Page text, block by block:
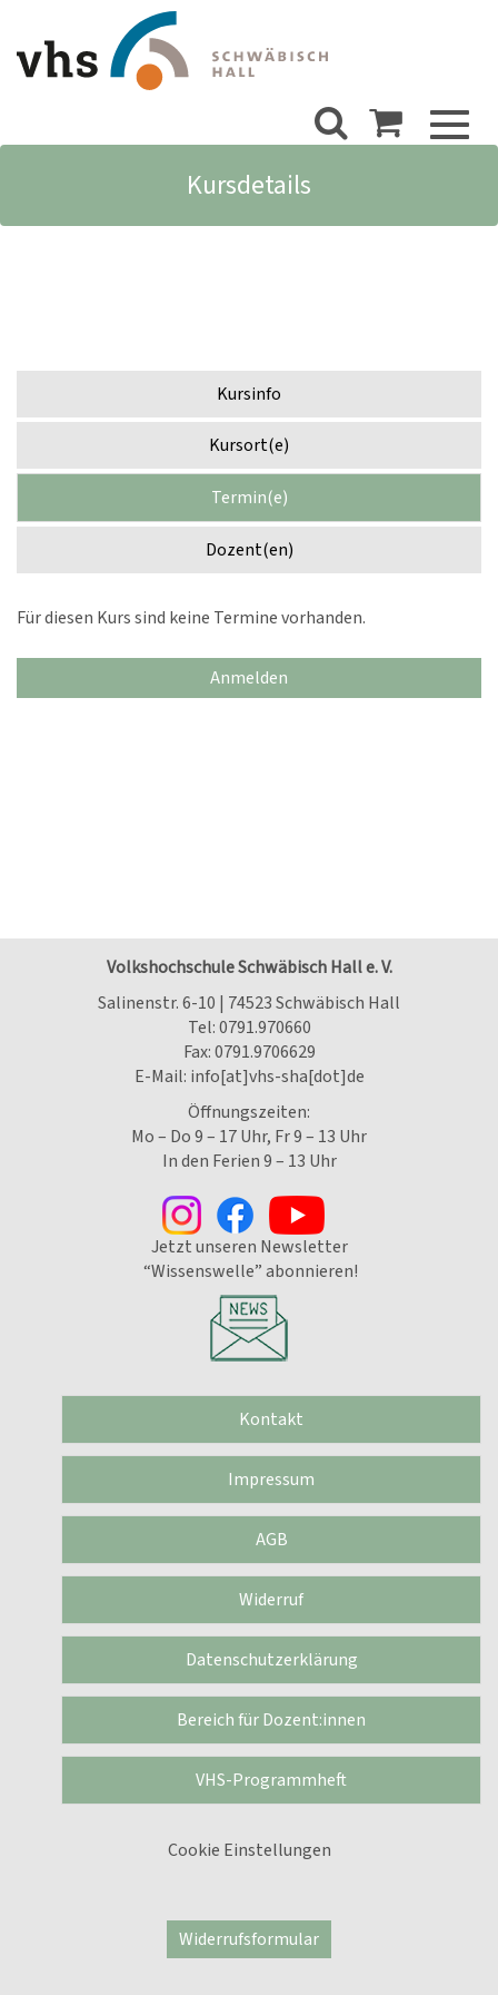
Kursdetails
Kursinfo
Kursort(e)
Termin(e)
Dozent(en)
Für diesen Kurs sind keine Termine vorhanden.
Anmelden
Volkshochschule Schwäbisch Hall e. V.
Salinenstr. 6-10 | 74523 Schwäbisch Hall
Tel:0791.970660
Fax: 0791.9706629
E-Mail: info[at]vhs-sha[dot]de
Öffnungszeiten:
Mo – Do 9 – 17 Uhr, Fr 9 – 13 Uhr
In den Ferien 9 – 13 Uhr
Jetzt unseren Newsletter
“Wissenswelle” abonnieren!
Kontakt
Impressum
AGB
Widerruf
Datenschutzerklärung
Bereich für Dozent:innen
VHS-Programmheft
Cookie Einstellungen
Widerrufsformular